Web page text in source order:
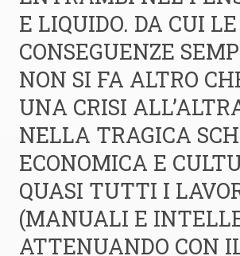
E LIQUIDO. DA CUI
CONSEGUENZE
NON SI FA ALTRO
UNA CRISI
NELLA TRAGICA
ECONOMICA E
QUASI TUTTI I
(MANUALI E
ATTENUANDO CON